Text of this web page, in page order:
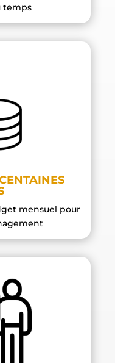
temps
mensuel pour